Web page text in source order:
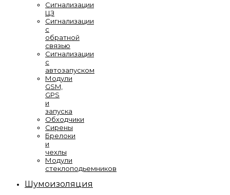
Сигнализации
ЦЗ
Сигнализации
с
обратной
связью
Сигнализации
с
автозапуском
Модули
GSM,
GPS
и
запуска
Обходчики
Сирены
Брелоки
и
чехлы
Модули
стеклоподьемников
Шумоизоляция